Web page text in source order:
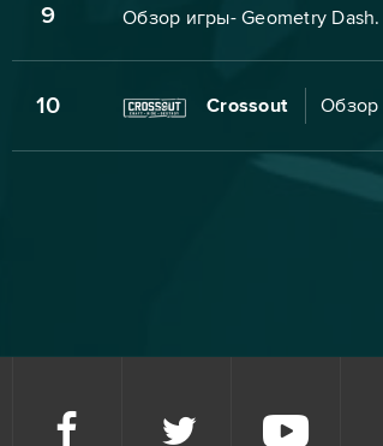
9 Обзор игры- Geometry Dash.
10 Crossout Обзор